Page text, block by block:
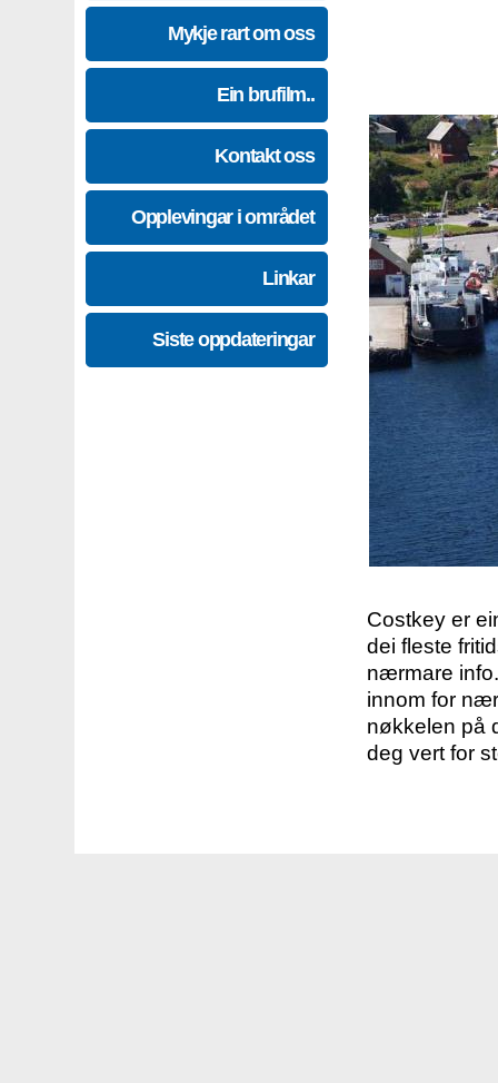
Mykje rart om oss
Ein brufilm..
Kontakt oss
Opplevingar i området
Linkar
Siste oppdateringar
Costkey er
dei fleste
nærmare
innom for
nøkkelen på
deg vert for